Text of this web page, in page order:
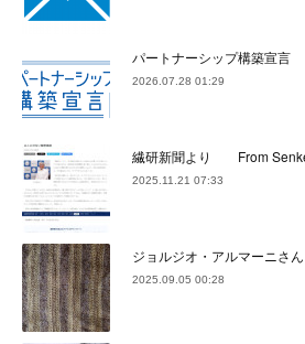
パートナーシップ構築宣言
2026.07.28 01:29
繊研新聞より From
2025.11.21 07:33
ジョルジオ・アルマーニ
2025.09.05 00:28